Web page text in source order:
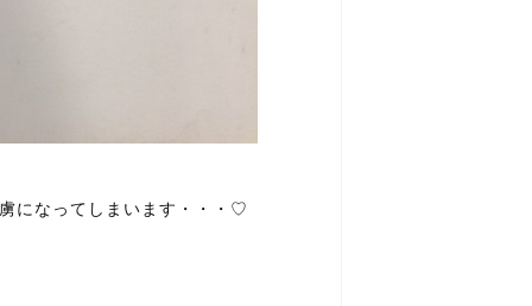
になってしまいます・・・♡